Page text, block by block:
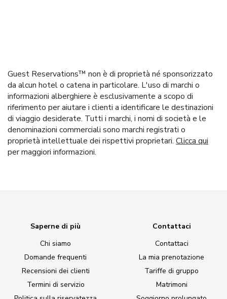
Guest Reservations™ non è di proprietà né sponsorizzato
da alcun hotel o catena in particolare. L'uso di marchi o
informazioni alberghiere è esclusivamente a scopo di
riferimento per aiutare i clienti a identificare le destinazioni
di viaggio desiderate. Tutti i marchi, i nomi di società e le
denominazioni commerciali sono marchi registrati o
proprietà intellettuale dei rispettivi proprietari. Clicca qui
per maggiori informazioni.
Saperne di più
Chi siamo
Domande frequenti
Recensioni dei clienti
Termini di servizio
Contattaci
Contattaci
La mia prenotazione
Tariffe di gruppo
Matrimoni